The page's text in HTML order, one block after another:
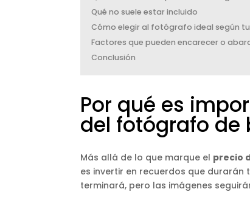
Qué no suele estar incluido
Cómo elegir al fotógrafo ideal según
Factores que pueden encarecer o
Conclusión
Por qué es
del fotógrafo de
Más allá de lo que marque el precio
es invertir en recuerdos que
terminará, pero las imágenes